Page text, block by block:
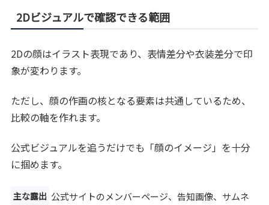
2Dビジュアルで確認できる範囲
2Dの顔はイラスト表現であり、表情差分や衣装差分で印
象が変わります。
ただし、顔の作画の核となる要素は共通しているため、
比較の軸を作れます。
公式ビジュアルを追うだけでも「顔のイメージ」を十分
に掴めます。
主な露出 公式サイトのメンバーページ、告知画像、サムネ